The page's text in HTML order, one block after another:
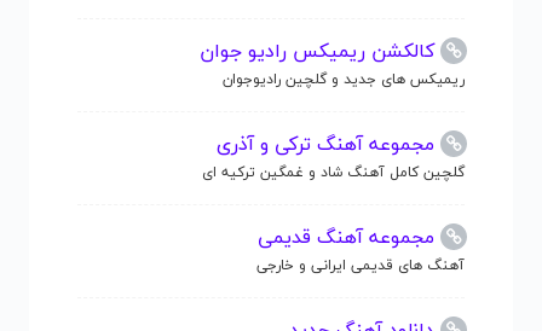
کالکشن ریمیکس رادیو جوان
ریمیکس های جدید و گلچین رادیوجوان
مجموعه آهنگ ترکی و آذری
گلچین کامل آهنگ شاد و غمگین ترکیه ای
مجموعه آهنگ قدیمی
آهنگ های قدیمی ایرانی و خارجی